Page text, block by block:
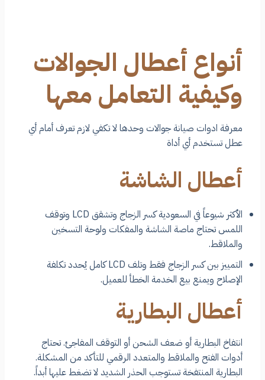
أنواع أعطال الجوالات
وكيفية التعامل معها
معرفة ادوات صيانة جوالات وحدها لا تكفي لازم تعرف أمام أي
عطل تستخدم أي أداة
أعطال الشاشة
الأكثر شيوعاً في السعودية كسر الزجاج وتشقق LCD وتوقف
اللمس تحتاج ماصة الشاشة والمفكات ولوحة التسخين
والملاقط.
التمييز بين كسر الزجاج فقط وتلف LCD كامل يُحدد تكلفة
الإصلاح ويمنع بيع الخدمة الخطأ للعميل.
أعطال البطارية
انتفاخ البطارية أو ضعف الشحن أو التوقف المفاجئ. تحتاج
أدوات الفتح والملاقط والمتعدد الرقمي للتأكد من المشكلة.
البطارية المنتفخة تستوجب الحذر الشديد لا تضغط عليها أبداً.